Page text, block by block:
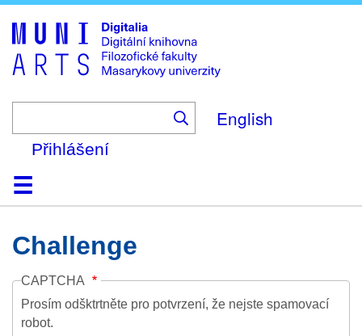
to
main
content
English
Přihlášení
DomůKolekce
Prohlížení
Vyhledávání
O platformě
Nápověda
KontaktDigitalia
Challenge
CAPTCHA
Prosím odšktrtněte pro potvrzení, že nejste spamovací
robot.